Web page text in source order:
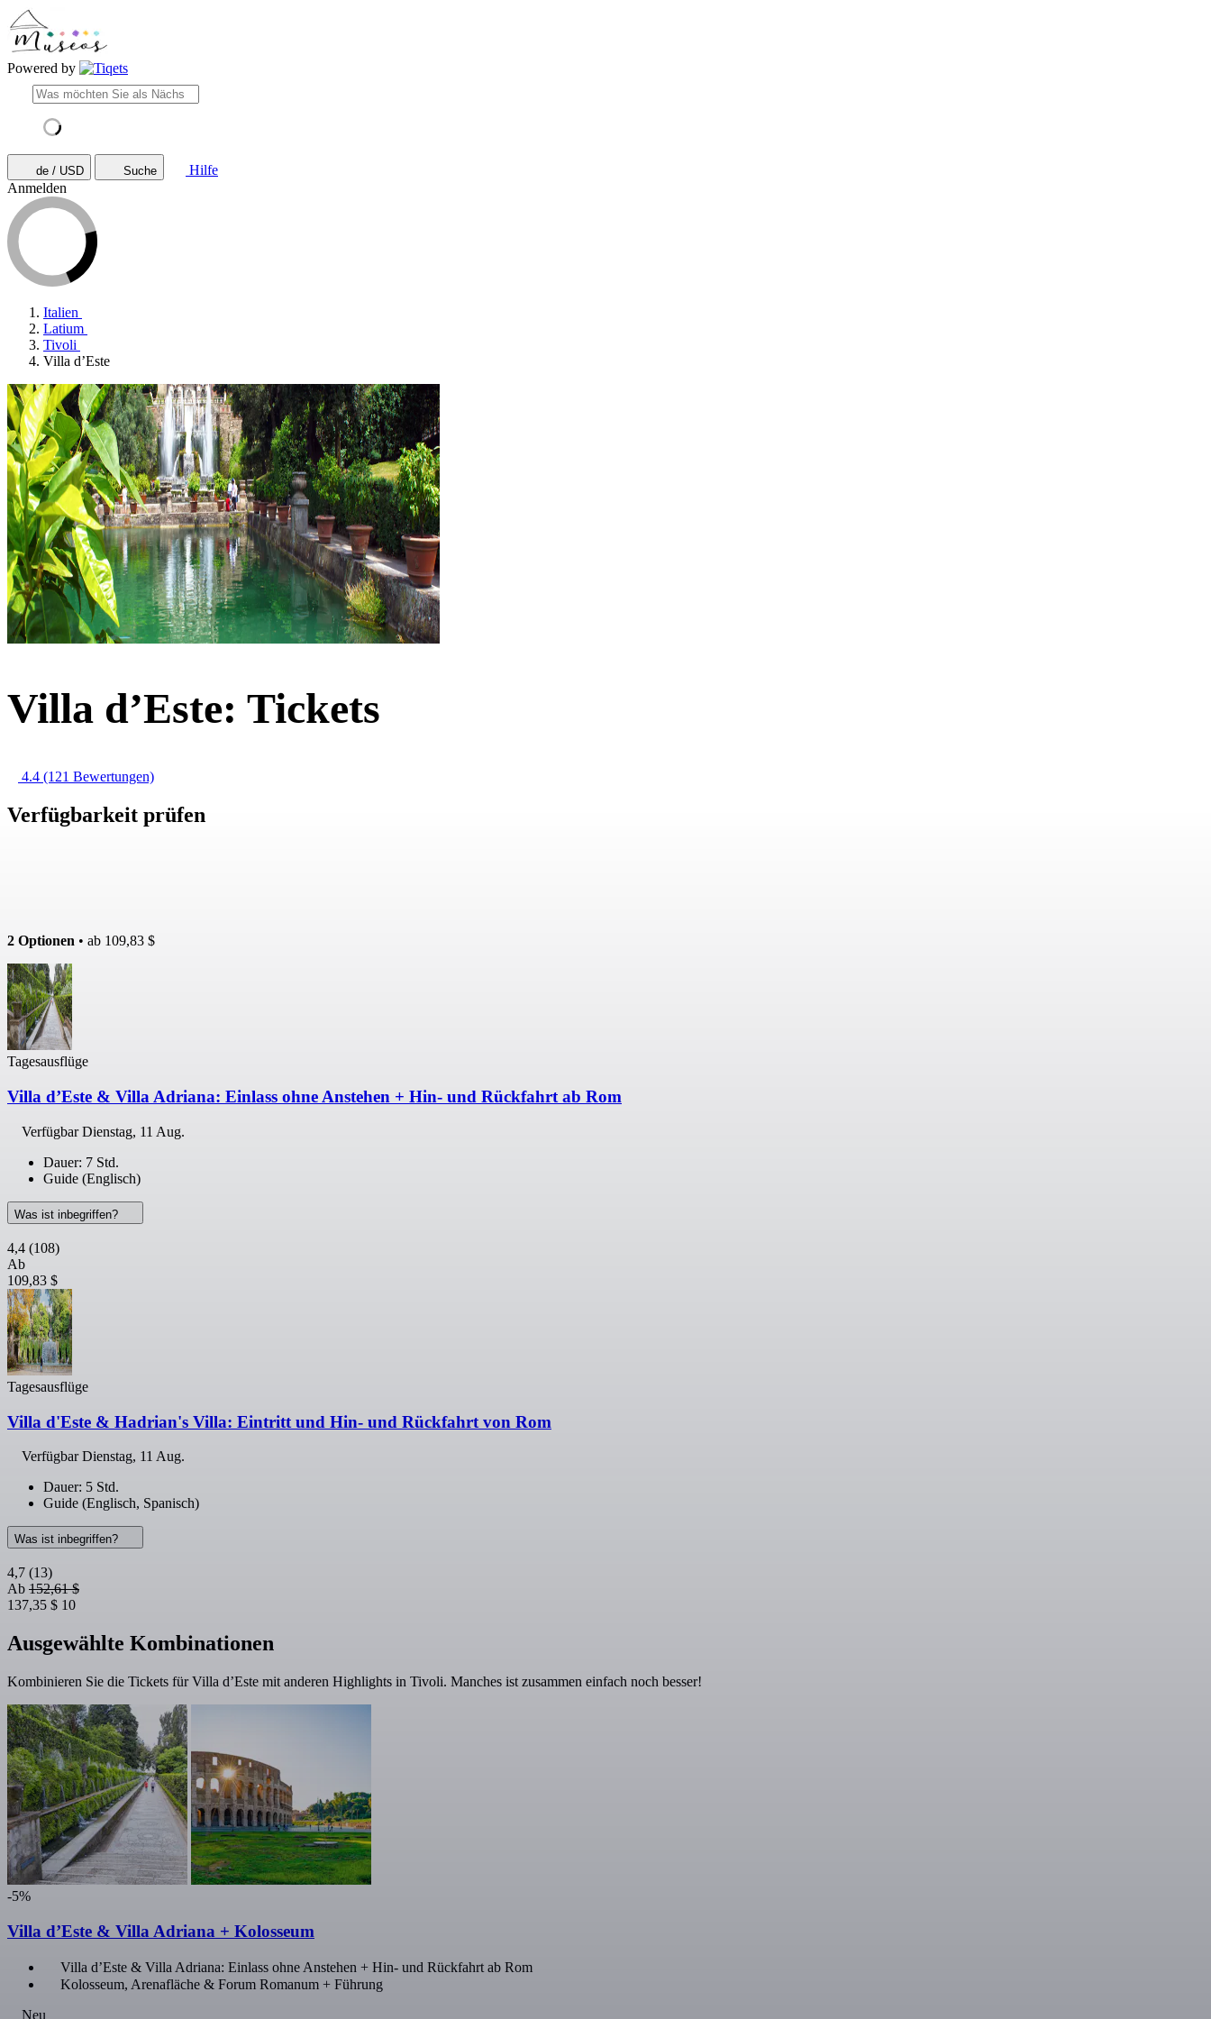
Powered by
de / USD Suche
Hilfe
Anmelden
Italien
Latium
Tivoli
Villa d’Este
Villa d’Este: Tickets
4.4 (121 Bewertungen)
Verfügbarkeit prüfen
2 Optionen • ab 109,83 $
Tagesausflüge
Villa d’Este & Villa Adriana: Einlass ohne Anstehen + Hin- und Rückfahrt ab Rom
VerfügbarDienstag, 11 Aug.
Dauer: 7 Std.
Guide (Englisch)
Was ist inbegriffen?
4,4 (108)
Ab
109,83 $
Tagesausflüge
Villa d'Este & Hadrian's Villa: Eintritt und Hin- und Rückfahrt von Rom
VerfügbarDienstag, 11 Aug.
Dauer: 5 Std.
Guide (Englisch, Spanisch)
Was ist inbegriffen?
4,7 (13)
Ab 152,61 $
137,35 $ 10
Ausgewählte Kombinationen
Kombinieren Sie die Tickets für Villa d’Este mit anderen Highlights in Tivoli. Manches ist zusammen einfach noch besser!
-5%
Villa d’Este & Villa Adriana + Kolosseum
Villa d’Este & Villa Adriana: Einlass ohne Anstehen + Hin- und Rückfahrt ab Rom
Kolosseum, Arenafläche & Forum Romanum + Führung
Neu